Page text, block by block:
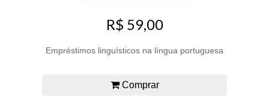
R$ 59,00
Empréstimos linguísticos na língua portuguesa
Comprar